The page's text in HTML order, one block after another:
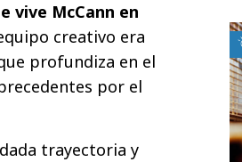
vive McCann en
creativo era
profundiza en el
por el
trayectoria y